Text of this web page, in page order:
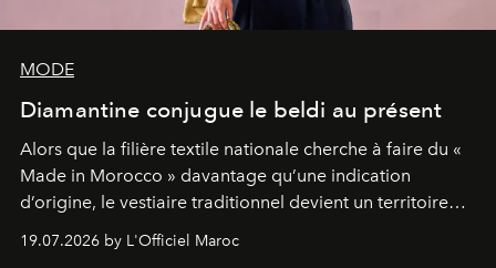
MODE
Diamantine conjugue le beldi au présent
Alors que la filière textile nationale cherche à faire du «
Made in Morocco » davantage qu’une indication
d’origine, le vestiaire traditionnel devient un territoire
d’expérimentation. Avec Néo Beldi, Diamantine en
révise les proportions et les usages pour l’inscrire dans
19.07.2026 by L'Officiel Maroc